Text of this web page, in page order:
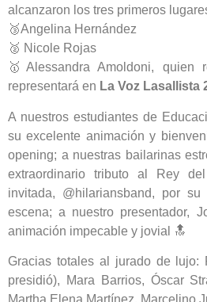
alcanzaron los tres primeros
🥉Angelina Hernández
🥈 Nicole Rojas
🥇Alessandra Amoldoni, quien
representará en La Voz Lasallista
A nuestros estudiantes de
su excelente animación y
opening; a nuestras bailarinas
extraordinario tributo al Rey
invitada, @hilariansband, por
escena; a nuestro presentador,
animación impecable y jovial 🔝
Gracias totales al jurado de lujo:
presidió), Mara Barrios, Óscar
Martha Elena Martínez, Marcelino